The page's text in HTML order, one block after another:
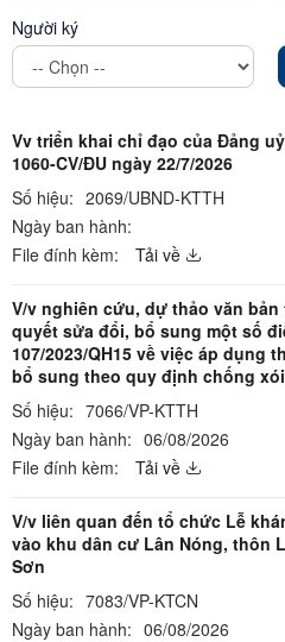
Người ký
Vv triển khai chỉ đạo của Đảng
1060-CV/ĐU ngày 22/7/2026
Số hiệu: 2069/UBND-KTTH
Ngày ban hành:
File đính kèm:
Tải về
V/v nghiên cứu, dự thảo văn
quyết sửa đổi, bổ sung một số
107/2023/QH15 về việc áp dụng
bổ sung theo quy định chống
Số hiệu: 7066/VP-KTTH
Ngày ban hành: 06/08/2026
File đính kèm:
Tải về
V/v liên quan đến tổ chức Lễ
vào khu dân cư Lân Nóng, thôn
Sơn
Số hiệu: 7083/VP-KTCN
Ngày ban hành: 06/08/2026